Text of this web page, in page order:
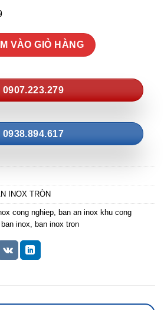
Đường Kính 1M2 Cạnh Tròn – DN05
VÀO GIỎ HÀNG
0907.223.279
0938.894.617
INOX TRÒN
cong nghiep ban an inox khu cong
ban inox ban inox tron